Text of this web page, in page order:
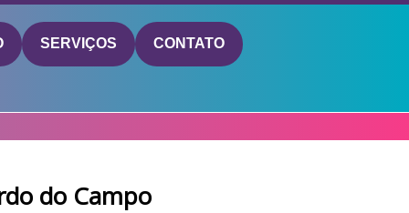
SERVIÇOS CONTATO
do Campo